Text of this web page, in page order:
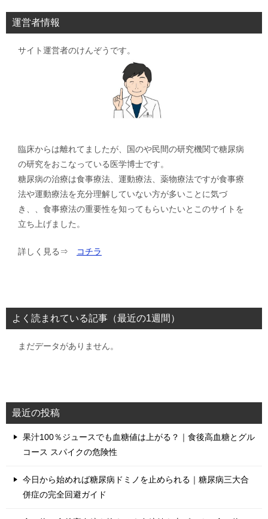
運営者情報
サイト運営者のけんぞうです。
臨床からは離れてましたが、国のや民間の研究機関で糖尿病
の研究をおこなっている医学博士です。
糖尿病の治療は食事療法、運動療法、薬物療法ですが食事療
法や運動療法を充分理解していない方が多いことに気づ
き、、食事療法の重要性を知ってもらいたいとこのサイトを
立ち上げました。
詳しく見る⇒ コチラ
よく読まれている記事（最近の1週間）
まだデータがありません。
最近の投稿
果汁100％ジュースでも血糖値は上がる？｜食後高血糖とグル
コース スパイクの危険性
今日から始めれば糖尿病ドミノを止められる｜糖尿病三大合
併症の完全回避ガイド